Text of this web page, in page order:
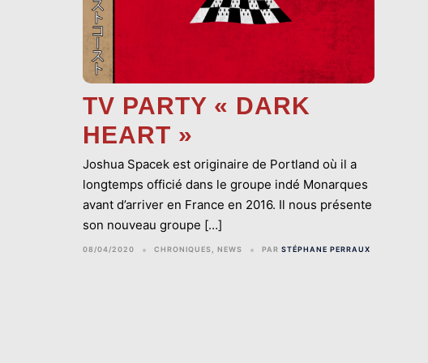
TV PARTY « DARK
HEART »
Joshua Spacek est originaire de Portland où il a
longtemps officié dans le groupe indé Monarques
avant d’arriver en France en 2016. Il nous présente
son nouveau groupe […]
08/04/2020 CHRONIQUES NEWS PAR STÉPHANE PERRAUX